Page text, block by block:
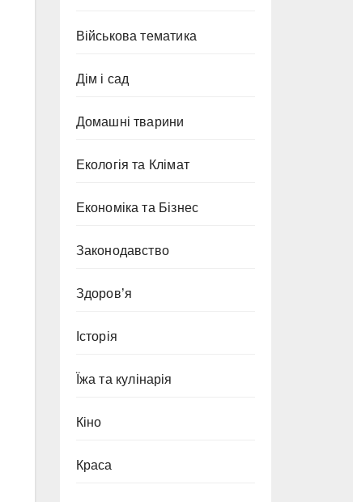
Військова тематика
Дім і сад
Домашні тварини
Екологія та Клімат
Економіка та Бізнес
Законодавство
Здоров’я
Історія
Їжа та кулінарія
Кіно
Краса